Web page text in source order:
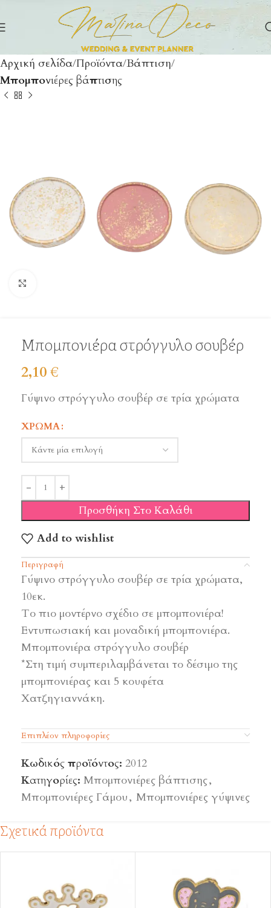
Αρχική σελίδα Προϊόντα Βάπτιση
Μπομπονιέρες βάπτισης
Μπομπονιέρα στρόγγυλο σουβέρ
2,10€
Γύψινο στρόγγυλο σουβέρ σε τρία χρώματα
ΧΡΏΜΑ
Προσθήκη Στο Καλάθι
Add to wishlist
Περιγραφή
Γύψινο στρόγγυλο σουβέρ σε τρία χρώματα,
10εκ.
Το πιο μοντέρνο σχέδιο σε μπομπονιέρα!
Εντυπωσιακή και μοναδική μπομπονιέρα.
Μπομπονιέρα στρόγγυλο σουβέρ
*Στη τιμή συμπεριλαμβάνεται το δέσιμο της
μπομπονιέρας και 5 κουφέτα
Χατζηγιαννάκη.
Επιπλέον πληροφορίες
Κωδικός προϊόντος: 2012
Κατηγορίες: Μπομπονιέρες βάπτισης,
Μπομπονιέρες Γάμου, Μπομπονιέρες γύψινες
Σχετικά προϊόντα